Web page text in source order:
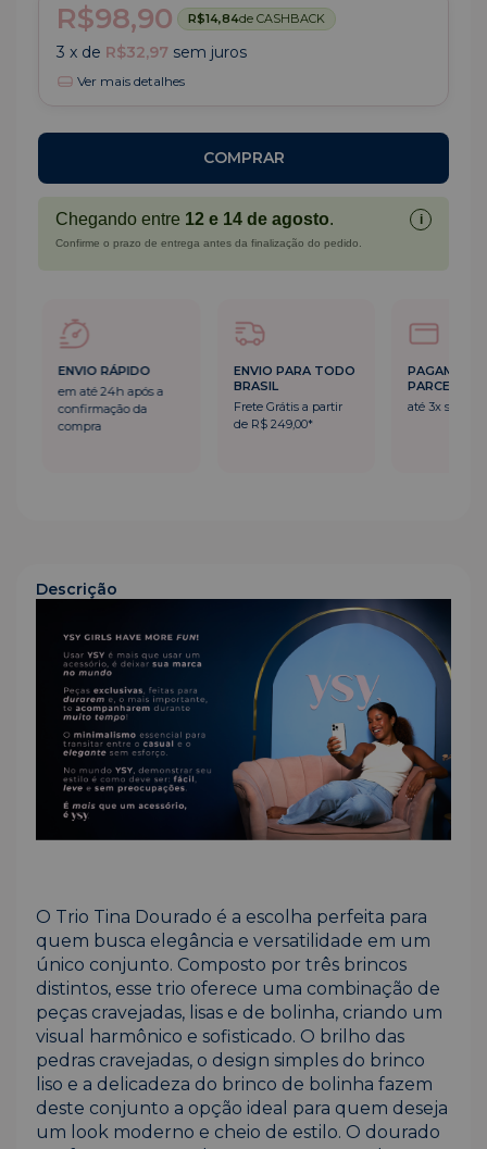
R$98,90 R$14,84de CASHBACK
3 x de R$32,97 sem juros
Ver mais detalhes
Chegando entre 12 e 14 de agosto. i
Confirme o prazo de entrega antes da finalização do pedido.
ENVIO RÁPIDO
em até 24h após a
confirmação da
compra
ENVIO PARA TODO
BRASIL
Frete Grátis a partir
de R$ 249,00*
PARCELADO
até 3x sem
Descrição
O Trio Tina Dourado é a escolha perfeita para
quem busca elegância e versatilidade em um
único conjunto. Composto por três brincos
distintos, esse trio oferece uma combinação de
peças cravejadas, lisas e de bolinha, criando um
visual harmônico e sofisticado. O brilho das
pedras cravejadas, o design simples do brinco
liso e a delicadeza do brinco de bolinha fazem
deste conjunto a opção ideal para quem deseja
um look moderno e cheio de estilo. O dourado